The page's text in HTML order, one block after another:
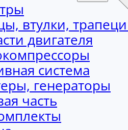
втулки,
двигателя
система
генераторы
часть